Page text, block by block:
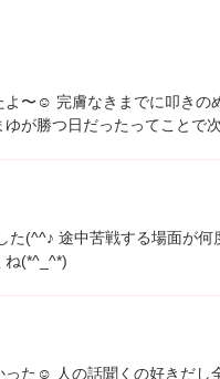
よ〜☺️ 完膚なきまでに叩きの
が勝つ日だったってことで
た(^^♪ 途中苦戦する場面が
ね(*^_^*)
った☺️ 人の話聞くの好きだし